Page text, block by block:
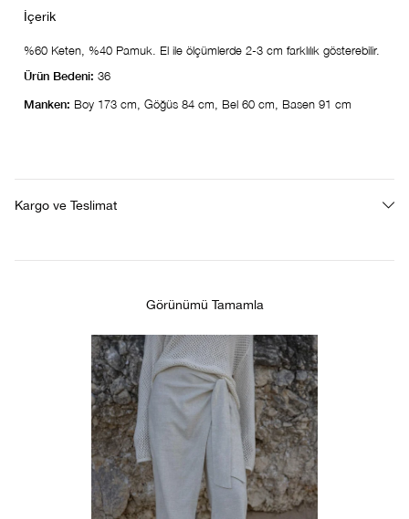
%60 Keten, %40 Pamuk. El ile ölçümlerde 2-3 cm farklılık gösterebilir.
Ürün Bedeni: 36
Manken: Boy 173 cm, Göğüs 84 cm, Bel 60 cm, Basen 91 cm
Kargo ve Teslimat
Görünümü Tamamla